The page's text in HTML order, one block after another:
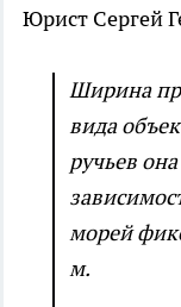
Юрист Сергей
Ширина
вида
ручьев
морей
м.